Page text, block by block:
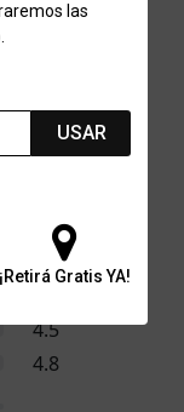
las
USAR
¡Retirá Gratis YA!
0
4.5
4.8